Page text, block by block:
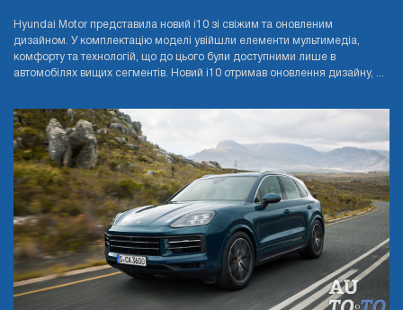
Hyundai Motor представила новий i10 зі свіжим та оновленим
дизайном. У комплектацію моделі увійшли елементи мультимедіа,
комфорту та технологій, що до цього були доступними лише в
автомобілях вищих сегментів. Новий i10 отримав оновлення дизайну, ...